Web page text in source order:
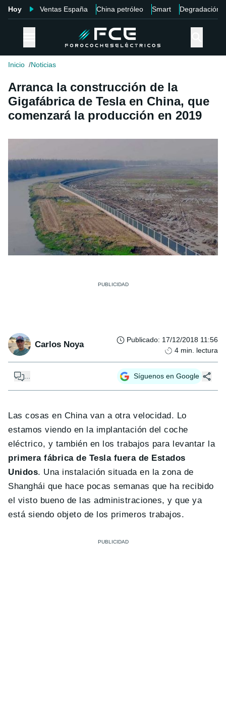
Hoy Ventas España China petróleo Smart Degradación
Inicio Noticias
Arranca la construcción de la
Gigafábrica de Tesla en China, que
comenzará la producción en 2019
Carlos Noya Publicado: 17/12/2018 11:56
4 min. lectura
... Síguenos en Google
Las cosas en China van a otra velocidad. Lo
estamos viendo en la implantación del coche
eléctrico, y también en los trabajos para levantar la
primera fábrica de Tesla fuera de Estados
Unidos. Una instalación situada en la zona de
Shanghái que hace pocas semanas que ha recibido
el visto bueno de las administraciones, y que ya
está siendo objeto de los primeros trabajos.